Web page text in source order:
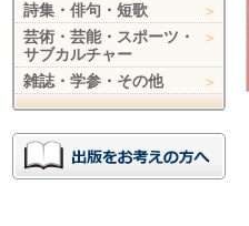
詩集・俳句・短歌
芸術・芸能・スポーツ・
サブカルチャー
雑誌・学参・その他